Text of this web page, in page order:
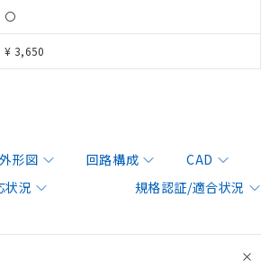
〇
¥ 3,650
外形図 回路構成
CAD
状況
規格認証/適合状況